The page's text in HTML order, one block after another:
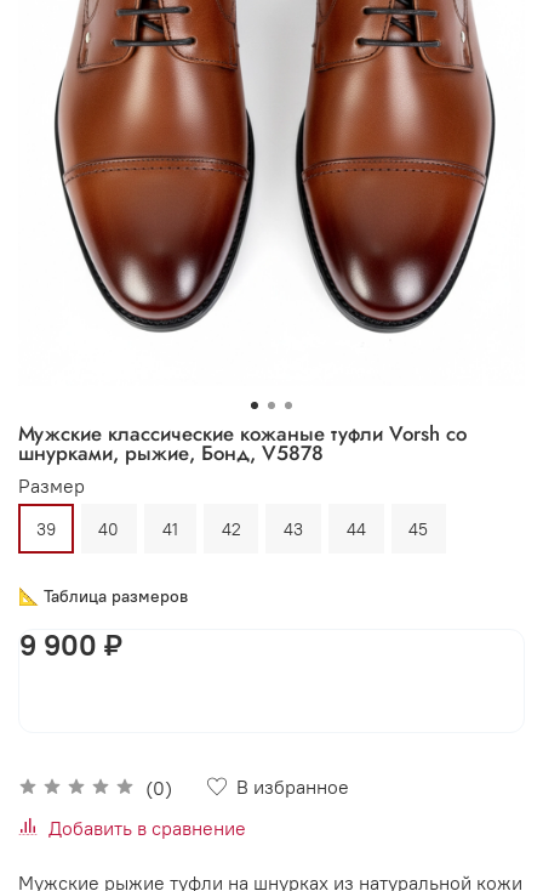
Мужские классические кожаные туфли Vorsh со
шнурками, рыжие, Бонд, V5878
(0)
В избранное
Добавить в сравнение
Размер
39 40 41 42 43 44 45
📐 Таблица размеров
9 900 ₽
Мужские рыжие туфли на шнурках из натуральной кожи